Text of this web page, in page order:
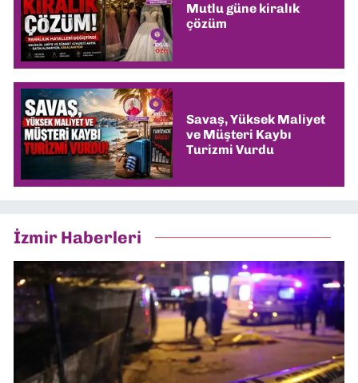
Mutlu güne kiralık
çözüm
Savaş, Yüksek Maliyet
ve Müşteri Kaybı
Turizmi Vurdu
İzmir Haberleri